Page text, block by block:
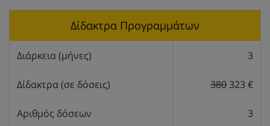
Δίδακτρα Προγραμμάτων
Διάρκεια (μήνες) 3
Δίδακτρα (σε δόσεις) 380 323 €
Αριθμός δόσεων 3